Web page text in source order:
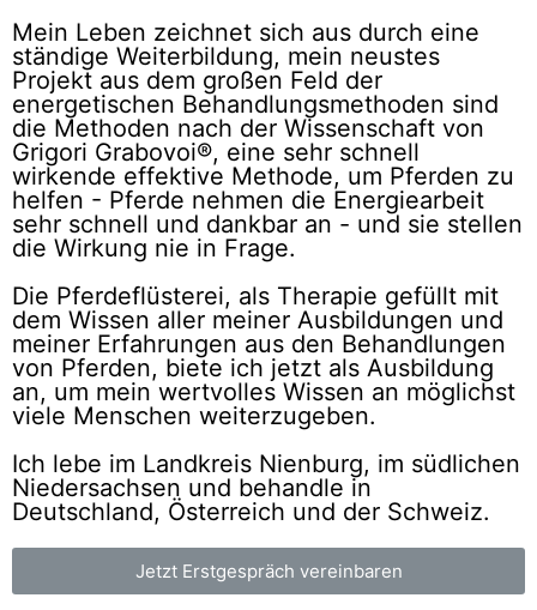
Mein Leben zeichnet sich aus durch eine
ständige Weiterbildung, mein neustes
Projekt aus dem großen Feld der
energetischen Behandlungsmethoden sind
die Methoden nach der Wissenschaft von
Grigori Grabovoi®, eine sehr schnell
wirkende effektive Methode, um Pferden zu
helfen - Pferde nehmen die Energiearbeit
sehr schnell und dankbar an - und sie stellen
die Wirkung nie in Frage.
Die Pferdeflüsterei, als Therapie gefüllt mit
dem Wissen aller meiner Ausbildungen und
meiner Erfahrungen aus den Behandlungen
von Pferden, biete ich jetzt als Ausbildung
an, um mein wertvolles Wissen an möglichst
viele Menschen weiterzugeben.
Ich lebe im Landkreis Nienburg, im südlichen
Niedersachsen und behandle in
Deutschland, Österreich und der Schweiz.
Jetzt Erstgespräch vereinbaren